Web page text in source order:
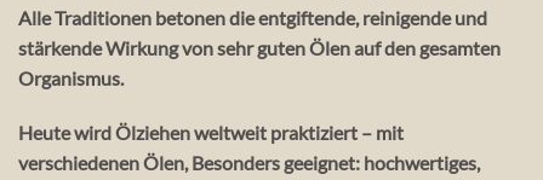
Alle Traditionen betonen die entgiftende, reinigende und
stärkende Wirkung von sehr guten Ölen auf den gesamten
Organismus.
Heute wird Ölziehen weltweit praktiziert – mit
verschiedenen Ölen, Besonders geeignet: hochwertiges,